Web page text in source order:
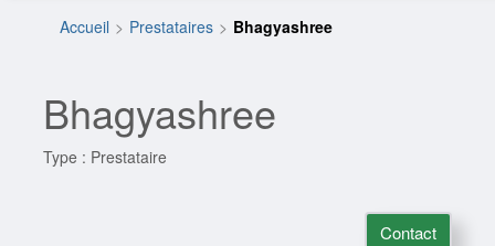
Accueil Prestataires Bhagyashree
Bhagyashree
Type : Prestataire
Contact